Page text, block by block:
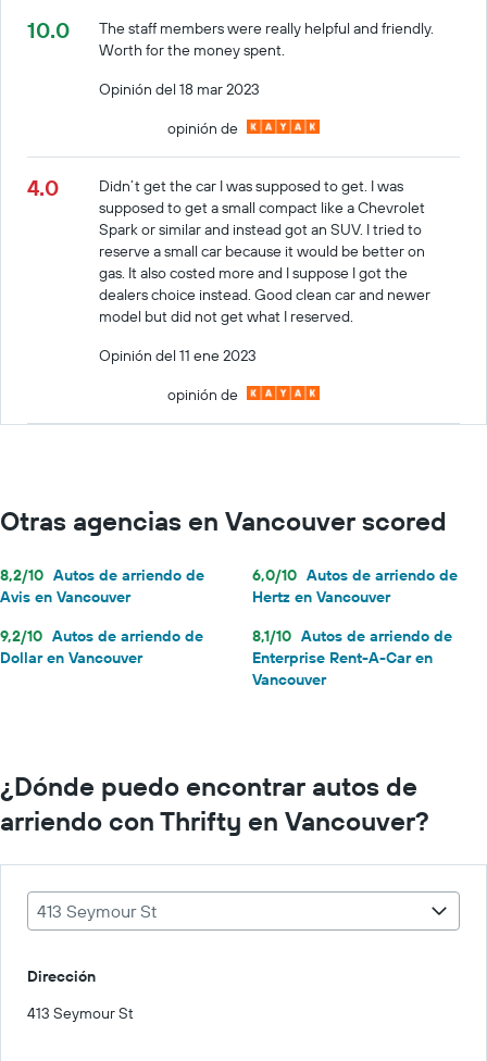
10.0
The staff members were really helpful and friendly.
Worth for the money spent.
Opinión del 18 mar 2023
opinión de
4.0
Didn’t get the car I was supposed to get. I was
supposed to get a small compact like a Chevrolet
Spark or similar and instead got an SUV. I tried to
reserve a small car because it would be better on
gas. It also costed more and I suppose I got the
dealers choice instead. Good clean car and newer
model but did not get what I reserved.
Opinión del 11 ene 2023
opinión de
Otras agencias en Vancouver scored
8,2/10 Autos de arriendo de
Avis en Vancouver
6,0/10 Autos de arriendo de
Hertz en Vancouver
9,2/10 Autos de arriendo de
Dollar en Vancouver
8,1/10 Autos de arriendo de
Enterprise Rent-A-Car en
Vancouver
¿Dónde puedo encontrar autos de
arriendo con Thrifty en Vancouver?
413 Seymour St
Dirección
413 Seymour St